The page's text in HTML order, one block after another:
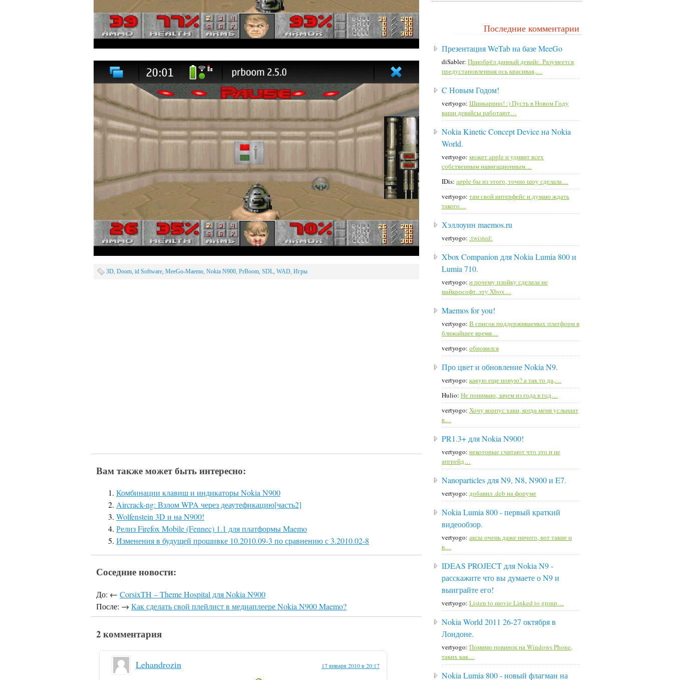
3D, Doom, id Software, MeeGo-Maemo, Nokia N900, PrBoom, SDL, WAD, Игры
Вам также может быть интересно:
Комбинации клавиш и индикаторы Nokia N900
Aircrack-ng: Взлом WPA через деаутефикацию[часть2]
Wolfenstein 3D и на N900!
Релиз Firefox Mobile (Fennec) 1.1 для платформы Maemo
Изменения в будущей прошивке 10.2010.09-3 по сравнению с 3.2010.02-8
Соседние новости:
До: ← CorsixTH – Theme Hospital для Nokia N900
После: → Как сделать свой плейлист в медиаплеере Nokia N900 Maemo?
2 комментария
Lehandrozin 17 января 2010 в 20:17
Последние комментарии
Презентация WeTab на базе MeeGo
diSabler: Приобрёл данный девайс. Разумеется
предустановленная ось красивая,…
C Новым Годом!
vertyogo: Шиикаррно! :) Пусть в Новом Году
ваши девайсы работают…
Nokia Kinetic Concept Device на Nokia
World.
vertyogo: может apple и удивит всех
собственным навигационным…
IDis: apple бы из этого, точно шоу сделала…
vertyogo: там свой интерфейс и думаю ждать
такого…
Хэллоуин maemos.ru
vertyogo: :twisted:
Xbox Companion для Nokia Lumia 800 и
Lumia 710.
vertyogo: и почему плойку сделала не
майкрософт..эту Xbox…
Maemos for you!
vertyogo: В список поддерживаемых платформ в
ближайшее время…
vertyogo: обновился
Про цвет и обновление Nokia N9.
vertyogo: какую еще новую? а так то да,…
Hulio: Не понимаю, зачем из года в год…
vertyogo: Хочу корпус хаки, когда меня услышат
в…
PR1.3+ для Nokia N900!
vertyogo: некоторые считают что это и не
апгрейд…
Nanoparticles для N9, N8, N900 и E7.
vertyogo: добавил .deb на форуме
Nokia Lumia 800 - первый краткий
видеообзор.
vertyogo: аксы очень даже ничего, вот такие и
в…
IDEAS PROJECT для Nokia N9 -
расскажите что вы думаете о N9 и
выиграйте его!
vertyogo: Listen to movie Linked to group…
Nokia World 2011 26-27 октября в
Лондоне.
vertyogo: Помимо новинок на Windows Phone,
таких как…
Nokia Lumia 800 - новый флагман на